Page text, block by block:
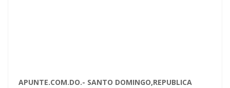
APUNTE.COM.DO.- SANTO DOMINGO,REPUBLICA